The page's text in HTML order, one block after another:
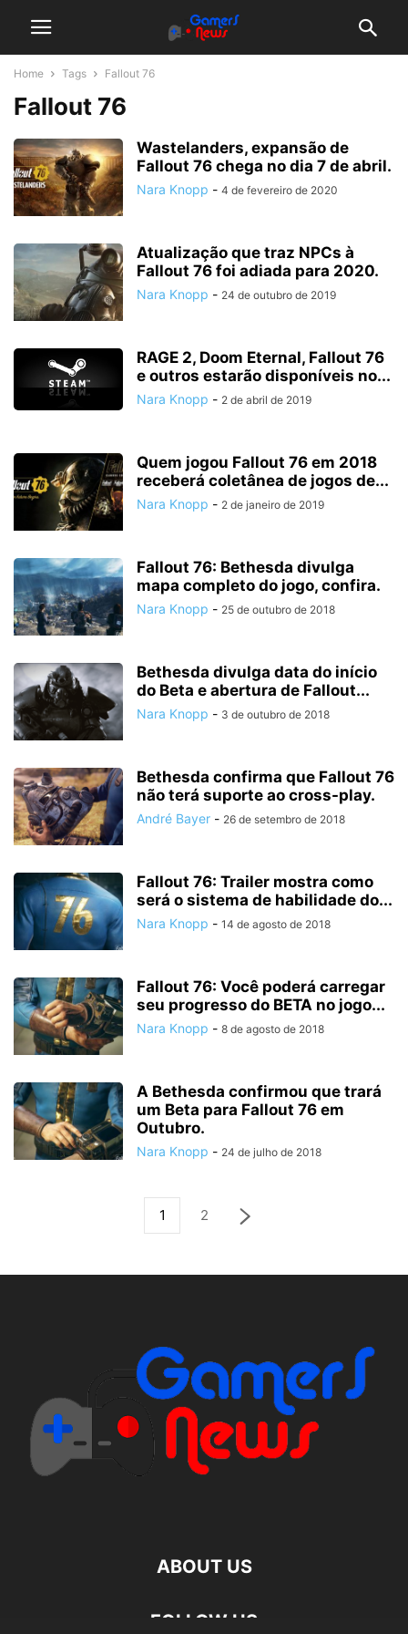
Home Tags Fallout 76
Fallout 76
Wastelanders, expansão de
Fallout 76 chega no dia 7 de abril.
Nara Knopp - 4 de fevereiro de 2020
Atualização que traz NPCs à
Fallout 76 foi adiada para 2020.
Nara Knopp - 24 de outubro de 2019
RAGE 2, Doom Eternal, Fallout 76
e outros estarão disponíveis no...
Nara Knopp - 2 de abril de 2019
Quem jogou Fallout 76 em 2018
receberá coletânea de jogos de...
Nara Knopp - 2 de janeiro de 2019
Fallout 76: Bethesda divulga
mapa completo do jogo, confira.
Nara Knopp - 25 de outubro de 2018
Bethesda divulga data do início
do Beta e abertura de Fallout...
Nara Knopp - 3 de outubro de 2018
Bethesda confirma que Fallout 76
não terá suporte ao cross-play.
André Bayer - 26 de setembro de 2018
Fallout 76: Trailer mostra como
será o sistema de habilidade do...
Nara Knopp - 14 de agosto de 2018
Fallout 76: Você poderá carregar
seu progresso do BETA no jogo...
Nara Knopp - 8 de agosto de 2018
A Bethesda confirmou que trará
um Beta para Fallout 76 em
Outubro.
Nara Knopp - 24 de julho de 2018
1 2
ABOUT US
FOLLOW US